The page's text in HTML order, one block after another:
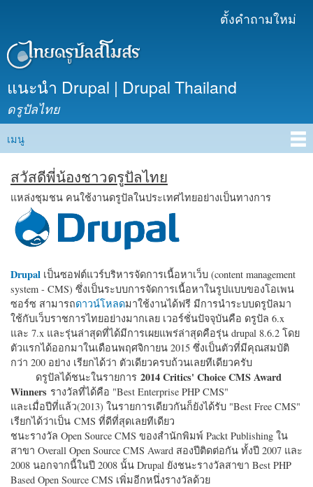
เนื้อหา
ตั้งคำถามใหม่
แนะนำ Drupal | Drupal Thailand
ดรูปัลไทย
Main menu
เมนู
สวัสดีพี่น้องชาวดรูปัลไทย
แหล่งชุมชน คนใช้งานดรูปัลในประเทศไทยอย่างเป็นทางการ
Drupal เป็นซอฟต์แวร์บริหารจัดการเนื้อหาเว็บ (content management
system - CMS) ซึ่งเป็นระบบการจัดการเนื้อหาในรูปแบบของโอเพน
ซอร์ซ สามารถดาวน์โหลดมาใช้งานได้ฟรี มีการนำระบบดรูปัลมา
ใช้กับเว็บราชการไทยอย่างมากเลย เวอร์ชั่นปัจจุบันคือ ดรูปัล 6.x
และ 7.x และรุ่นล่าสุดที่ได้มีการเผยแพร่ล่าสุดคือรุ่น drupal 8.6.2 โดย
ตัวแรกได้ออกมาในเดือนพฤศจิกายน 2015 ซึ่งเป็นตัวที่มีคุณสมบัติ
กว่า 200 อย่าง เรียกได้ว่า ตัวเดียวครบถ้วนเลยทีเดียวครับ
ดรูปัลได้ชนะในรายการ 2014 Critics' Choice CMS Award
Winners รางวัลที่ได้คือ "Best Enterprise PHP CMS"
และเมื่อปีที่แล้ว(2013) ในรายการเดียวกันก็ยังได้รับ "Best Free CMS"
เรียกได้ว่าเป็น CMS ที่ดีที่สุดเลยทีเดียว
ชนะรางวัล Open Source CMS ของสำนักพิมพ์ Packt Publishing ใน
สาขา Overall Open Source CMS Award สองปีติดต่อกัน ทั้งปี 2007 และ
2008 นอกจากนี้ในปี 2008 นั้น Drupal ยังชนะรางวัลสาขา Best PHP
Based Open Source CMS เพิ่มอีกหนึ่งรางวัลด้วย